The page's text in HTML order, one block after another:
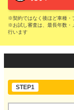
※契約ではなく後ほど車種・
※お試し審査は、最長年数・
行います
STEP1